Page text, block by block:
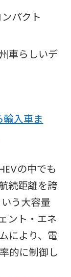
ンパクト
車らしいデ
輸入車ま
の中でも
続距離を誇
う大容量
ント・エネ
により、電
的に制御し